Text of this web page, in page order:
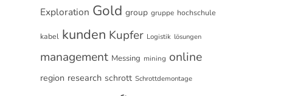
Exploration Gold group gruppe hochschule
kabel kunden Kupfer Logistik lösungen
management Messing mining online
region research schrott Schrottdemontage